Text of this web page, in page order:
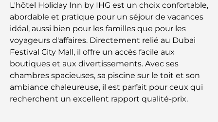
Les meilleures écoles IB à Dubaï : un guide
complet pour les parents
Plan directeur de Dubai Hills : une vision pour la
vie communautaire moderne
Restaurant de l'Opéra de Dubaï : Quand la
gastronomie rencontre la culture
L'hôtel Holiday Inn by IHG est un choix confortable,
abordable et pratique pour un séjour de vacances
idéal, aussi bien pour les familles que pour les
voyageurs d'affaires. Directement relié au Dubai
Festival City Mall, il offre un accès facile aux
boutiques et aux divertissements. Avec ses
chambres spacieuses, sa piscine sur le toit et son
ambiance chaleureuse, il est parfait pour ceux qui
recherchent un excellent rapport qualité-prix.